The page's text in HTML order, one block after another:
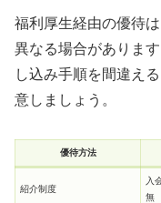
福利厚生経由の優待
異なる場合がありま
し込み手順を間違え
意しましょう。
優待方法
紹介制度
入
無